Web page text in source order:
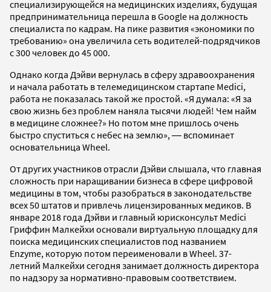
специализирующейся на медицинских изделиях, будущая
предпринимательница перешла в Google на должность
специалиста по кадрам. На пике развития «экономики по
требованию» она увеличила сеть водителей-подрядчиков
с 300 человек до 45 000.
Однако когда Дэйви вернулась в сферу здравоохранения
и начала работать в телемедицинском стартапе Medici,
работа не показалась такой же простой. «Я думала: «Я за
свою жизнь без проблем наняла тысячи людей! Чем найм
в медицине сложнее?» Но потом мне пришлось очень
быстро спуститься с небес на землю», ― вспоминает
основательница Wheel.
От других участников отрасли Дэйви слышала, что главная
сложность при наращивании бизнеса в сфере цифровой
медицины в том, чтобы разобраться в законодательстве
всех 50 штатов и привлечь лицензированных медиков. В
январе 2018 года Дэйви и главный юрисконсульт Medici
Гриффин Малкейхи основали виртуальную площадку для
поиска медицинских специалистов под названием
Enzyme, которую потом переименовали в Wheel. 37-
летний Малкейхи сегодня занимает должность директора
по надзору за нормативно-правовым соответствием.